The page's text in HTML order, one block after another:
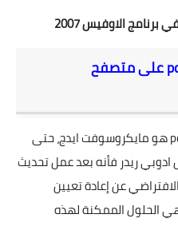
لماذا يتم تشغيل ملفات pdf على متصفح
الإعداد الافتراضي لتشغيل ملف pdf هو مايكروسوفت ايدج، حتى
ريدر فأنه بعد عمل تحديث
عن إعادة تعيين
الحلول الممكنة لهذه